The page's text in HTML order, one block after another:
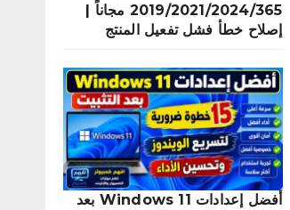
2019/2021/2024/365 مجاناً |
إصلاح خطأ فشل تفعيل المنتج
أفضل إعدادات Windows 11 بعد